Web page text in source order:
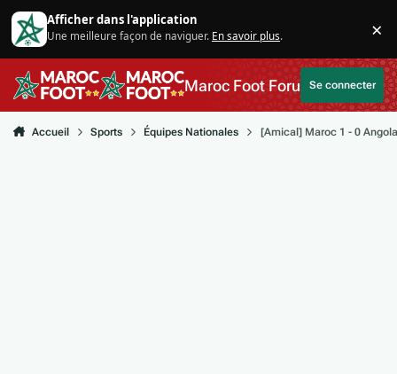
Aller au contenu
Afficher dans l'application
Une meilleure façon de naviguer. En savoir plus. ×
Maroc Foot ForumSe connecter
Accueil Sports Équipes Nationales [Amical] Maroc 1 - 0 Angola